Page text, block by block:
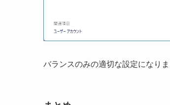
バランスのみの適切な設定になりま